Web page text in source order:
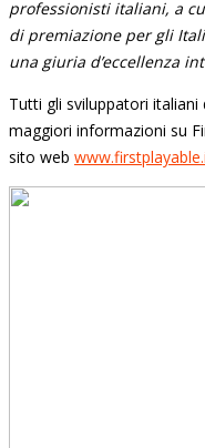
professionisti italiani, a
di premiazione per gli
una giuria d’eccellenza
Tutti gli sviluppatori
maggiori informazioni su
sito web